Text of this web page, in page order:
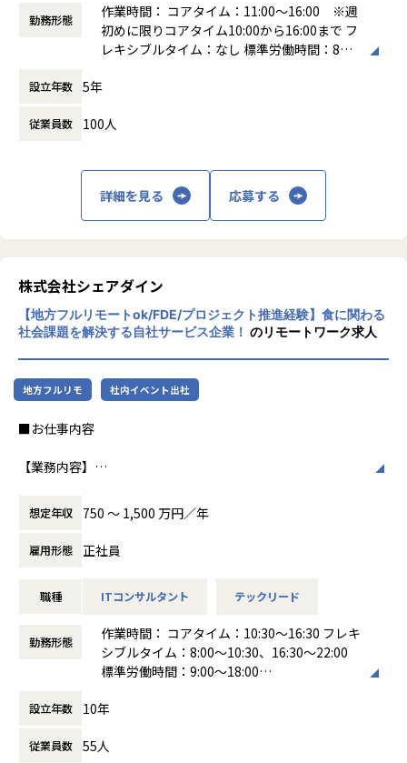
略立案・実行をリードします。
【業務の変更の範囲】
アーキテクチャの設計・実装を並行して推進するフェーズで
あり、中長期の開発速度と品質を両立させるための技術的な
意思決定が求められるポジションです。
バックエンドにも拾える範囲で踏み込み、機能開発をフロン
す。PdMやデザイナーとの仕様策定にも深く関わりながら、
しています。
具体的には・・・
・フロントエンドのアーキテクチャ設計・技術選定・方針策
・コードレビューや設計レビューを通じたチームの技術力の
・パフォーマンス改善、テスト戦略の策定と推進（Jest, Pla
ywright等）
・PdM・デザイナーと連携したUI/UX仕様の検討・フィード
バック
・API設計やバックエンドの実装など、フロントエンドに閉
・ビジネスロジックが複雑なマッチングプロダクトの設計〜
・エンジニアが要件定義・仕様策定からBizサイドやPdMと
・設計方針のディスカッションや開発プロセスの改善を、チ
・軽貨物・一般貨物の両ドメインに関わるため、物流マッチ
ング全体の業務知識とシステム設計の引き出しが広がる
・フロントエンドに閉じず、API設計やバックエンドにも越
境できるため、技術的な守備範囲を広げながらリードできる
■キャリアパス
領域を限定せずに広くチャレンジすることが歓迎されるカル
チャーが浸透し、
「本人の意志・志向性に応じて、柔軟に役割を広げていく」
勤務形態
作業時間： コアタイム：11:00～16:00 ※週
初めに限りコアタイム10:00から16:00まで フ
レキシブルタイム：なし 標準労働時間：8時
働き方：
休憩時間： 60分
設立年数 5年
従業員数 100人
詳細を見る 応募する
株式会社シェアダイン
【地方フルリモートok/FDE/プロジェクト推進経験】食に関わる
社会課題を解決する自社サービス企業！ のリモートワーク求人
地方フルリモ 社内イベント出社
■お仕事内容
【業務内容】
一次情報で把握・構造化
・課題に対する解決策(業務設計の見直し、ツール導入、自動
化、Cheflinkのカスタム活用)を自ら設計・実装、本番運用
・現場で得た知見をプロダクトチームにフィードバックし、
・1人〜小チームで、1社あるいは複数社の改善プロジェクト
【このポジションの魅力】
経営陣と極めて近い距離で事業戦略に関与できる
「食産業のインフラ」を構想するダイナミックな挑戦
将来的な経営幹部・事業責任者候補としてのキャリア機会
想定年収 750 〜 1,500 万円／年
雇用形態 正社員
職種 ITコンサルタント テックリード
勤務形態
作業時間： コアタイム：10:30～16:30 フレキ
シブルタイム：8:00～10:30、16:30～22:00
標準労働時間：9:00～18:00
時間外労働の有無： 有（月平均20時間）
設立年数 10年
従業員数 55人